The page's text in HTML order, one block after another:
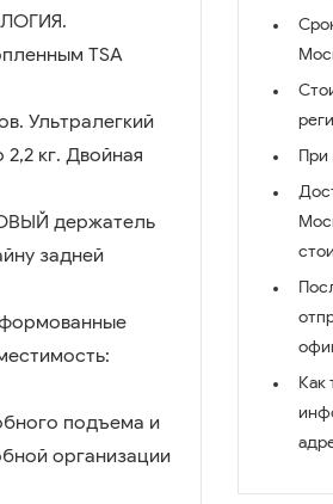
TSA
Ультралегкий
кг. Двойная
держатель
задней
формованные
подъема и
организации
При
Как